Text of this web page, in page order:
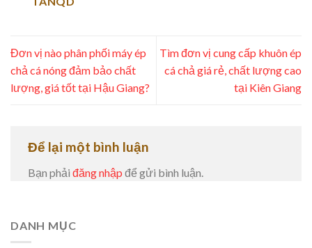
Đơn vị nào phân phối máy ép
chả cá nóng đảm bảo chất
lượng, giá tốt tại Hậu Giang?
Tìm đơn vị cung cấp khuôn ép
cá chả giá rẻ, chất lượng cao
tại Kiên Giang
Để lại một bình luận
Bạn phải đăng nhập để gửi bình luận.
DANH MỤC